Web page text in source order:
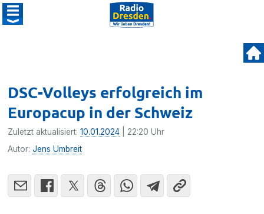
DSC-Volleys erfolgreich im
Europacup in der Schweiz
Zuletzt aktualisiert:10.01.2024 | 22:20 Uhr
Autor:Jens Umbreit